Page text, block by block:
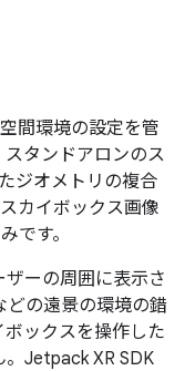
間環境の設定を管
タンドアロンのス
ジオメトリの複合
カイボックス画像
です。
ーの周囲に表示さ
どの遠景の環境の錯
ックスを操作した
Jetpack XR SDK